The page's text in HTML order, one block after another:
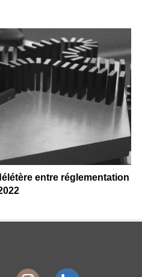
entre réglementation